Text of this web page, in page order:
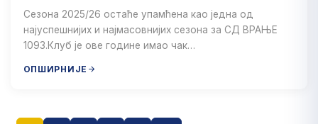
Сезона 2025/26 остаће упамћена као једна од
најуспешнијих и најмасовнијих сезона за СД ВРАЊЕ
1093.Клуб је ове године имао чак…
ОПШИРНИЈЕ